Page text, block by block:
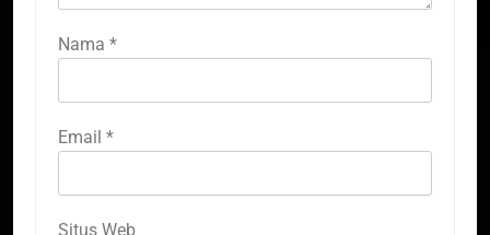
Nama *
Email *
Situs Web